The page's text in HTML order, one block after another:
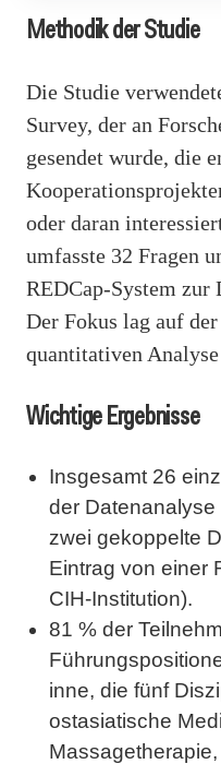
Methodik der Studie
Die Studie
Survey, der an
gesendet wurde, die
oder daran
umfasste 32 Fragen
REDCap-System zur
Der Fokus lag auf
quantitativen
Wichtige Ergebnisse
Insgesamt 26
der
zwei gekoppelte
Eintrag von einer
CIH-Institution).
81 % der
inne, die fünf
ostasiatische